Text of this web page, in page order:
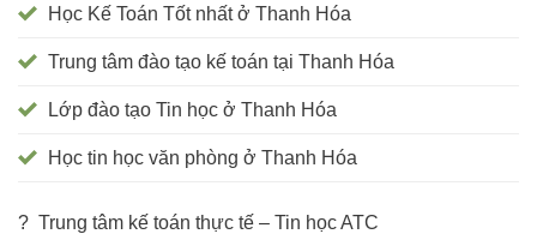
Học Kế Toán Tốt nhất ở Thanh Hóa
Trung tâm đào tạo kế toán tại Thanh Hóa
Lớp đào tạo Tin học ở Thanh Hóa
Học tin học văn phòng ở Thanh Hóa
? Trung tâm kế toán thực tế – Tin học ATC